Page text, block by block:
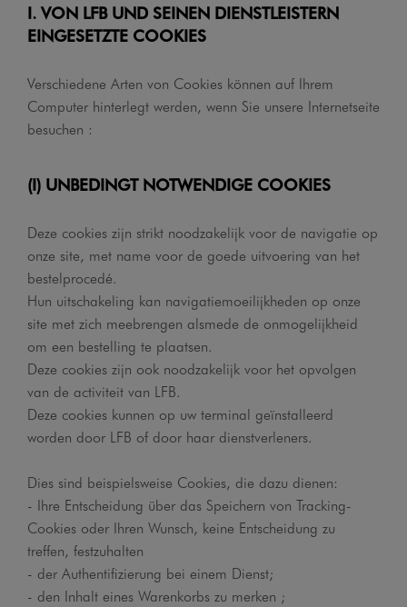
I. VON LFB UND SEINEN DIENSTLEISTERN
EINGESETZTE COOKIES
Verschiedene Arten von Cookies können auf Ihrem
Computer hinterlegt werden, wenn Sie unsere Internetseite
besuchen :
(I) UNBEDINGT NOTWENDIGE COOKIES
Deze cookies zijn strikt noodzakelijk voor de navigatie op
onze site, met name voor de goede uitvoering van het
bestelprocedé.
Hun uitschakeling kan navigatiemoeilijkheden op onze
site met zich meebrengen alsmede de onmogelijkheid
om een bestelling te plaatsen.
Deze cookies zijn ook noodzakelijk voor het opvolgen
van de activiteit van LFB.
Deze cookies kunnen op uw terminal geïnstalleerd
worden door LFB of door haar dienstverleners.
Dies sind beispielsweise Cookies, die dazu dienen:
- Ihre Entscheidung über das Speichern von Tracking-
Cookies oder Ihren Wunsch, keine Entscheidung zu
treffen, festzuhalten
- der Authentifizierung bei einem Dienst;
- den Inhalt eines Warenkorbs zu merken ;